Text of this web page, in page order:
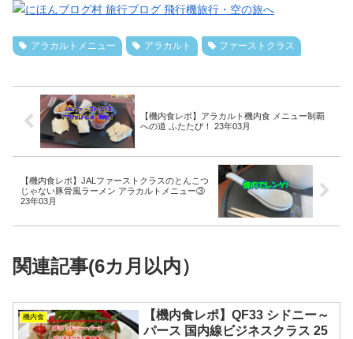
アラカルトメニュー アラカルト ファーストクラス
【機内食レポ】アラカルト機内食 メニュー制覇
への道 ふたたび！ 23年03月
【機内食レポ】JALファーストクラスのとんこつ
じゃない豚骨風ラーメン アラカルトメニュー③
23年03月
関連記事(6カ月以内）
機内食
【機内食レポ】QF33 シドニー～
パース 国内線ビジネスクラス 25